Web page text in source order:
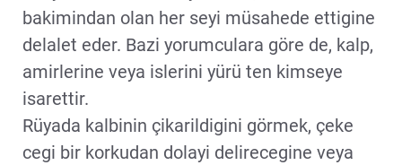
bakimindan olan her seyi müsahede ettigine
delalet eder. Bazi yorumculara göre de, kalp,
amirlerine veya islerini yürü ten kimseye
isarettir.
Rüyada kalbinin çikarildigini görmek, çeke
cegi bir korkudan dolayi delirecegine veya